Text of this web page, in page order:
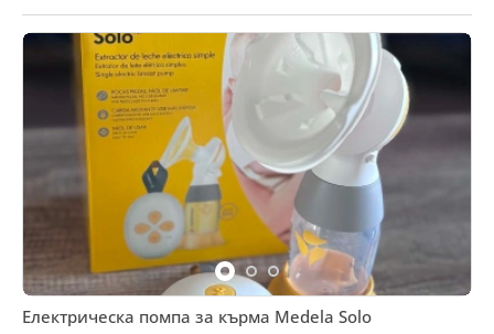
Електрическа помпа за кърма Medela Solo